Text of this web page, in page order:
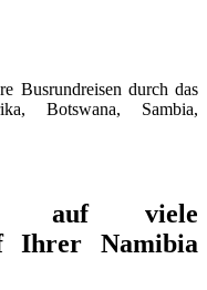
Busrundreisen durch das
Botswana, Sambia,
auf viele
Ihrer Namibia